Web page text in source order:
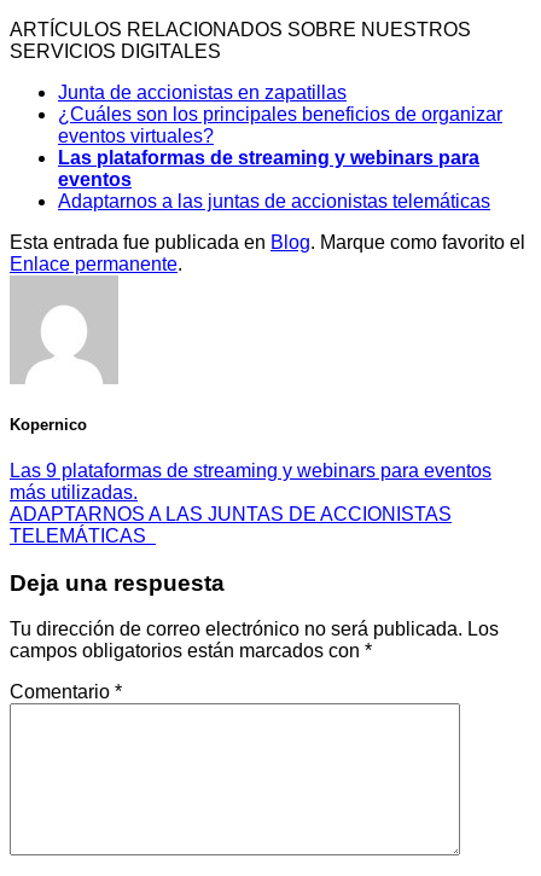
ARTÍCULOS RELACIONADOS SOBRE NUESTROS
SERVICIOS DIGITALES
Junta de accionistas en zapatillas
¿Cuáles son los principales beneficios de organizar
eventos virtuales?
Las plataformas de streaming y webinars para
eventos
Adaptarnos a las juntas de accionistas telemáticas
Esta entrada fue publicada en Blog. Marque como favorito el
Enlace permanente.
Kopernico
Las 9 plataformas de streaming y webinars para eventos
más utilizadas.
ADAPTARNOS A LAS JUNTAS DE ACCIONISTAS
TELEMÁTICAS
Deja una respuesta
Tu dirección de correo electrónico no será publicada. Los
campos obligatorios están marcados con *
Comentario *